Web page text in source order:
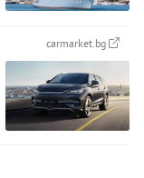
carmarket.bg